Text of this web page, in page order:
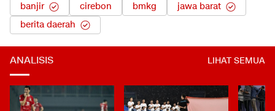
banjir cirebon bmkg
jawa barat
berita daerah
ANALISIS LIHAT SEMUA